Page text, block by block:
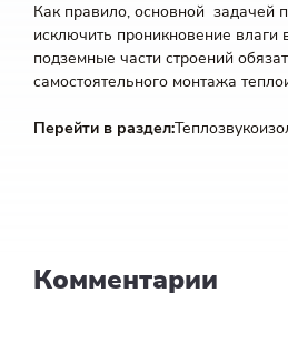
Как правило, основной задачей
исключить проникновение
подземные части строений
самостоятельного монтажа
Перейти в раздел:
Комментарии